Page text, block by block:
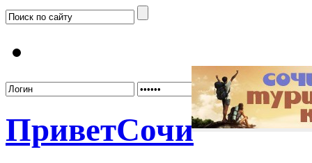
ПриветСочи